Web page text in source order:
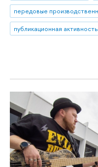
публикационная активность